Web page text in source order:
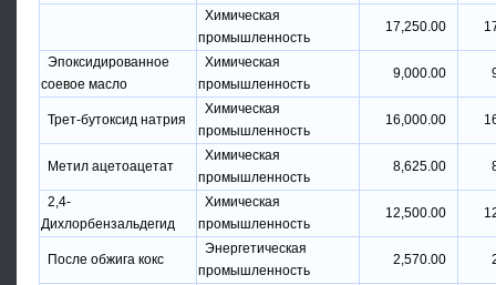
Химическая
промышленность
17,250.00
Эпоксидированное
соевое масло
Химическая
промышленность
9,000.00
Трет-бутоксид натрия
Химическая
промышленность
16,000.00
Метил ацетоацетат
Химическая
промышленность
8,625.00
2,4-
Дихлорбензальдегид
Химическая
промышленность
12,500.00
После обжига кокс
Энергетическая
промышленность
2,570.00